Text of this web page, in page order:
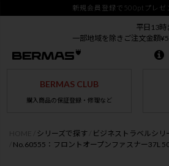
新規会員登録で500ptプレゼ
平日13時
一部地域を除きご注文金額
BERMAS CLUB
購入商品の保証登録・修理など
シリーズで探す ビジネストラベルシリ
No.60555：フロントオープンファスナー37L